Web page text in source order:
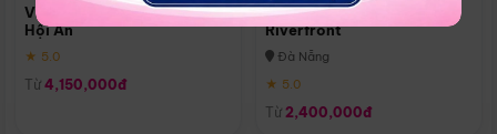
Vinpearl Resort & Golf Nam
Hội An
★ 5.0
Từ 4,150,000đ
Melia Vinpearl Danang
Riverfront
Đà Nẵng
★ 5.0
Từ 2,400,000đ